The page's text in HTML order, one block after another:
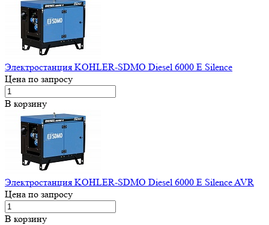
Электростанция KOHLER-SDMO Diesel 6000 E Silence
Цена по запросу
В корзину
Электростанция KOHLER-SDMO Diesel 6000 E Silence AVR
Цена по запросу
В корзину